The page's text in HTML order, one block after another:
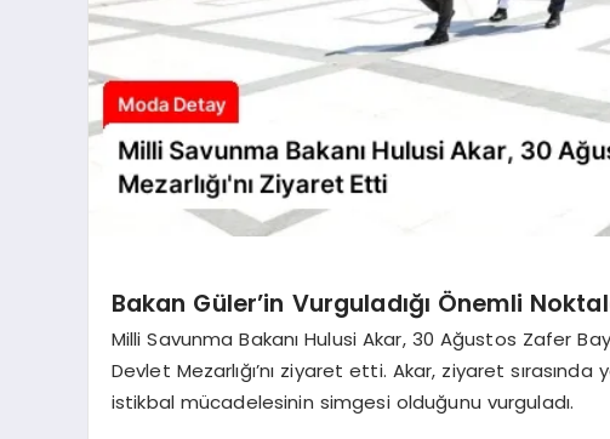
Bakan Güler’in Vurguladığı Önemli
Milli Savunma Bakanı Hulusi Akar, 30 Ağustos Zafer
Devlet Mezarlığı’nı ziyaret etti. Akar, ziyaret
istikbal mücadelesinin simgesi olduğunu vurguladı.